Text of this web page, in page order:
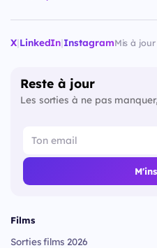
X|LinkedIn|InstagramMis à
Reste à jour
Les sorties à ne pas
Films
Sorties films 2026